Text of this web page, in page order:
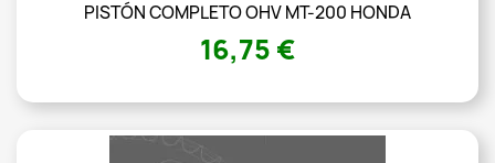
PISTÓN COMPLETO OHV MT-200 HONDA
16,75 €